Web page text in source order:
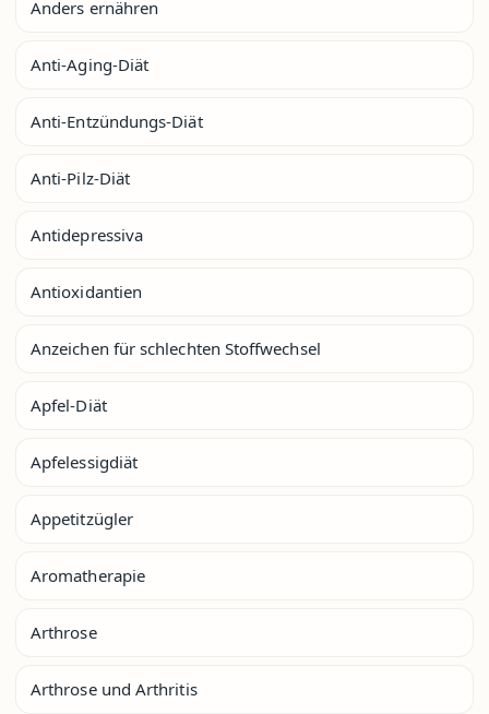
Anders ernähren
Anti-Aging-Diät
Anti-Entzündungs-Diät
Anti-Pilz-Diät
Antidepressiva
Antioxidantien
Anzeichen für schlechten Stoffwechsel
Apfel-Diät
Apfelessigdiät
Appetitzügler
Aromatherapie
Arthrose
Arthrose und Arthritis